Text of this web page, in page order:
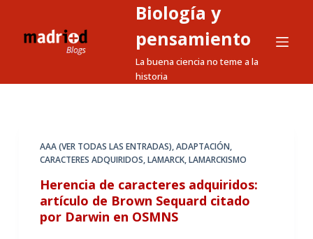
a
Biología y
pensamiento
La buena ciencia no teme a la
historia
AAA (VER TODAS LAS ENTRADAS),ADAPTACIÓN,
CARACTERES ADQUIRIDOS,LAMARCK,LAMARCKISMO
Herencia de caracteres adquiridos:
artículo de Brown Sequard citado
por Darwin en OSMNS